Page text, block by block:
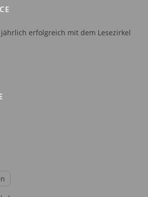
jährlich erfolgreich mit dem Lesezirkel